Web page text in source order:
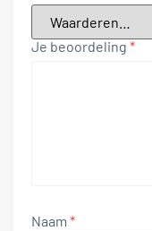
Je beoordeling *
Naam *